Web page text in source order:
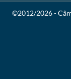
©2012/2026 -